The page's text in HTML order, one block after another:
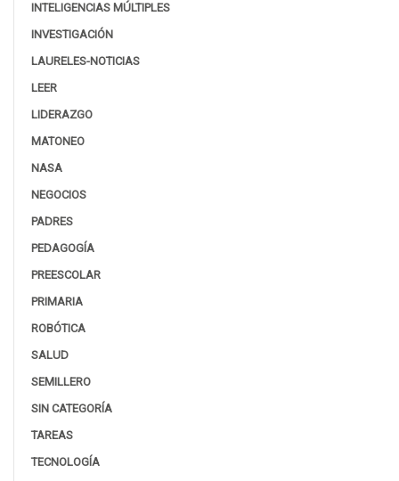
INTELIGENCIAS MÚLTIPLES
INVESTIGACIÓN
LAURELES-NOTICIAS
LEER
LIDERAZGO
MATONEO
NASA
NEGOCIOS
PADRES
PEDAGOGÍA
PREESCOLAR
PRIMARIA
ROBÓTICA
SALUD
SEMILLERO
SIN CATEGORÍA
TAREAS
TECNOLOGÍA